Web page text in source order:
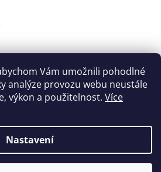
Vám umožnili pohodlné
analýze provozu webu neustále
výkon a použitelnost. Více
Nastavení
Vytvořil Shoptet
s.r.o.. Všechna práva vyhrazena.
nastavení cookies